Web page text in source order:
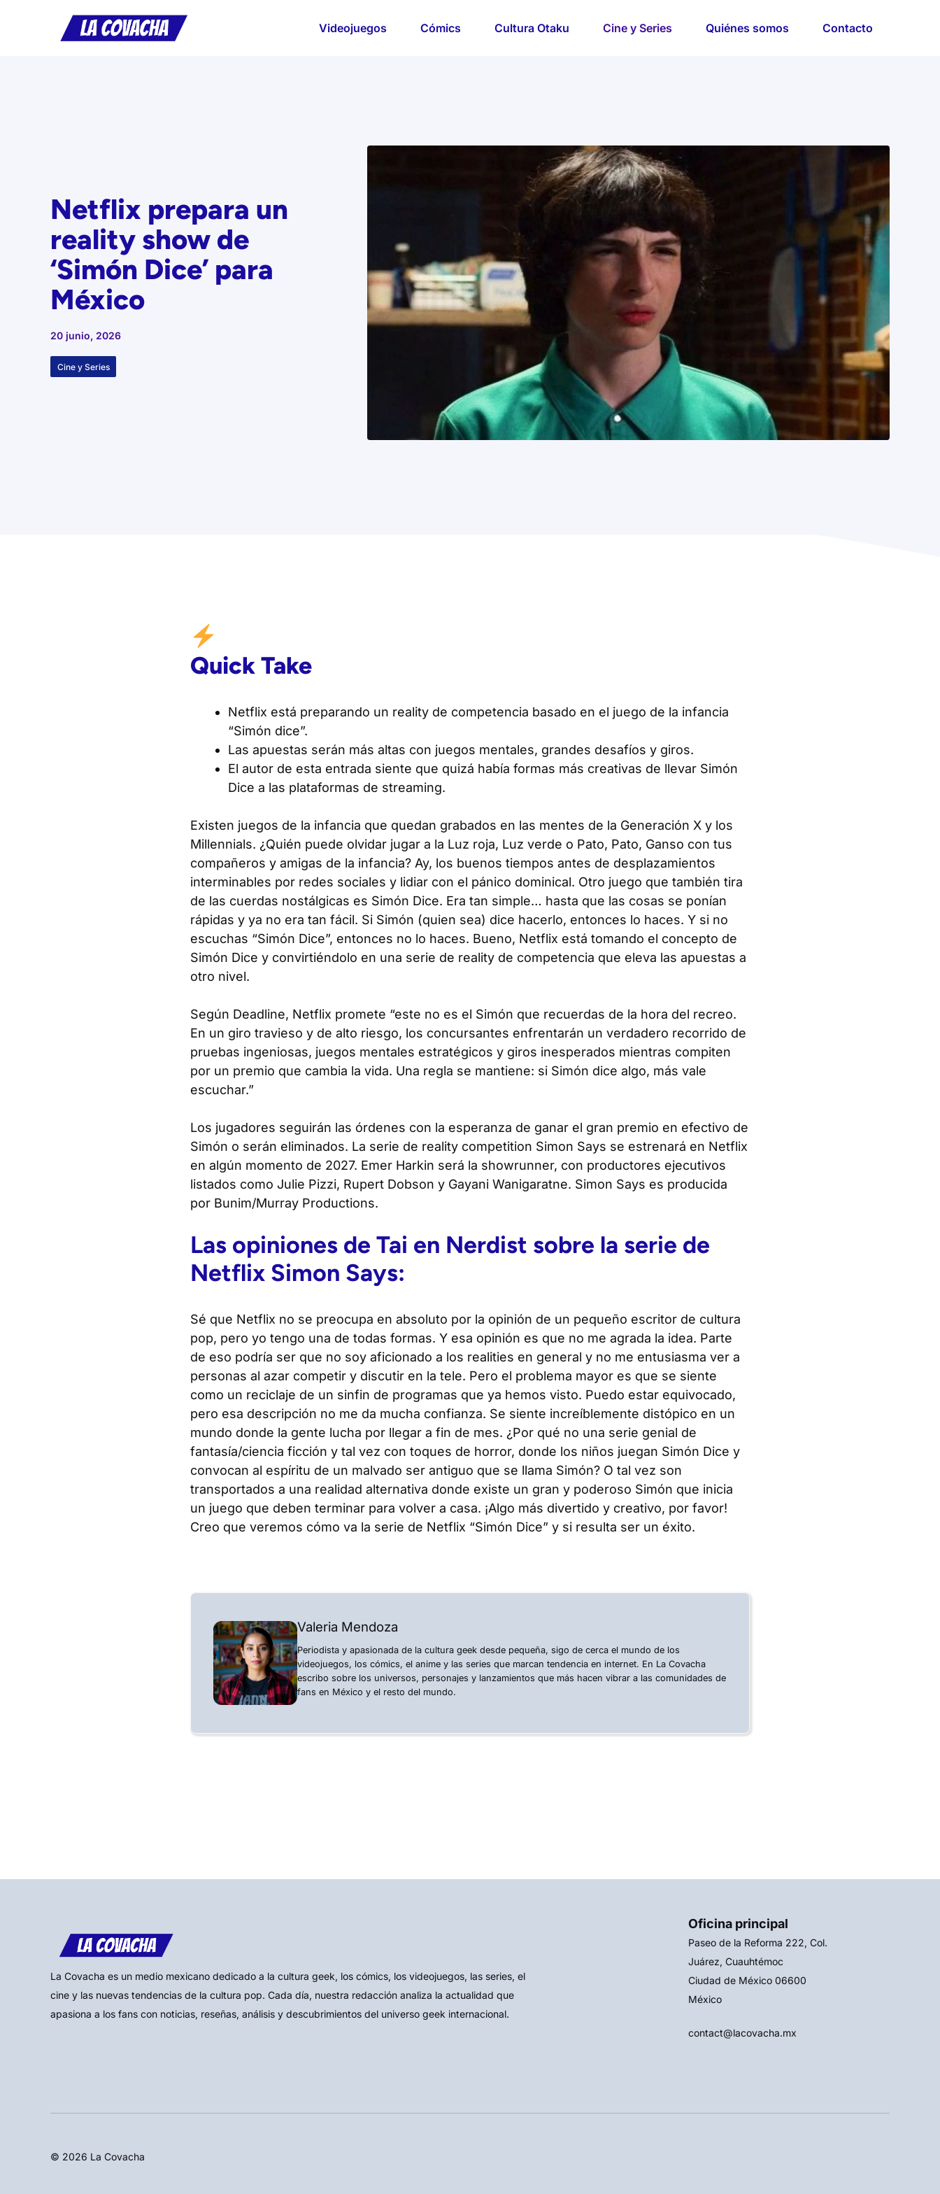
Videojuegos Cómics Cultura Otaku Cine y Series Quiénes somos Contacto
Netflix prepara un
reality show de
‘Simón Dice’ para
México
20 junio, 2026
Cine y Series
Quick Take
Netflix está preparando un reality de competencia basado en el juego de la infancia
“Simón dice”.
Las apuestas serán más altas con juegos mentales, grandes desafíos y giros.
El autor de esta entrada siente que quizá había formas más creativas de llevar Simón
Dice a las plataformas de streaming.
Existen juegos de la infancia que quedan grabados en las mentes de la Generación X y los
Millennials. ¿Quién puede olvidar jugar a la Luz roja, Luz verde o Pato, Pato, Ganso con tus
compañeros y amigas de la infancia? Ay, los buenos tiempos antes de desplazamientos
interminables por redes sociales y lidiar con el pánico dominical. Otro juego que también tira
de las cuerdas nostálgicas es Simón Dice. Era tan simple… hasta que las cosas se ponían
rápidas y ya no era tan fácil. Si Simón (quien sea) dice hacerlo, entonces lo haces. Y si no
escuchas “Simón Dice”, entonces no lo haces. Bueno, Netflix está tomando el concepto de
Simón Dice y convirtiéndolo en una serie de reality de competencia que eleva las apuestas a
otro nivel.
Según Deadline, Netflix promete “este no es el Simón que recuerdas de la hora del recreo.
En un giro travieso y de alto riesgo, los concursantes enfrentarán un verdadero recorrido de
pruebas ingeniosas, juegos mentales estratégicos y giros inesperados mientras compiten
por un premio que cambia la vida. Una regla se mantiene: si Simón dice algo, más vale
escuchar.”
Los jugadores seguirán las órdenes con la esperanza de ganar el gran premio en efectivo de
Simón o serán eliminados. La serie de reality competition Simon Says se estrenará en Netflix
en algún momento de 2027. Emer Harkin será la showrunner, con productores ejecutivos
listados como Julie Pizzi, Rupert Dobson y Gayani Wanigaratne. Simon Says es producida
por Bunim/Murray Productions.
Las opiniones de Tai en Nerdist sobre la serie de
Netflix Simon Says:
Sé que Netflix no se preocupa en absoluto por la opinión de un pequeño escritor de cultura
pop, pero yo tengo una de todas formas. Y esa opinión es que no me agrada la idea. Parte
de eso podría ser que no soy aficionado a los realities en general y no me entusiasma ver a
personas al azar competir y discutir en la tele. Pero el problema mayor es que se siente
como un reciclaje de un sinfin de programas que ya hemos visto. Puedo estar equivocado,
pero esa descripción no me da mucha confianza. Se siente increíblemente distópico en un
mundo donde la gente lucha por llegar a fin de mes. ¿Por qué no una serie genial de
fantasía/ciencia ficción y tal vez con toques de horror, donde los niños juegan Simón Dice y
convocan al espíritu de un malvado ser antiguo que se llama Simón? O tal vez son
transportados a una realidad alternativa donde existe un gran y poderoso Simón que inicia
un juego que deben terminar para volver a casa. ¡Algo más divertido y creativo, por favor!
Creo que veremos cómo va la serie de Netflix “Simón Dice” y si resulta ser un éxito.
Valeria Mendoza
Periodista y apasionada de la cultura geek desde pequeña, sigo de cerca el mundo de los
videojuegos, los cómics, el anime y las series que marcan tendencia en internet. En La Covacha
escribo sobre los universos, personajes y lanzamientos que más hacen vibrar a las comunidades de
fans en México y el resto del mundo.
La Covacha es un medio mexicano dedicado a la cultura geek, los cómics, los videojuegos, las series, el
cine y las nuevas tendencias de la cultura pop. Cada día, nuestra redacción analiza la actualidad que
apasiona a los fans con noticias, reseñas, análisis y descubrimientos del universo geek internacional.
Oficina principal
Paseo de la Reforma 222, Col.
Juárez, Cuauhtémoc
Ciudad de México 06600
México
contact@lacovacha.mx
© 2026 La Covacha